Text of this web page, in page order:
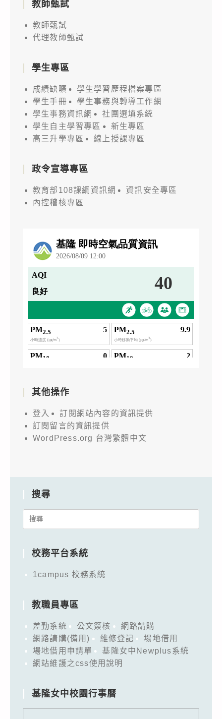
教師甄試
教師甄試
代理教師甄試
學生專區
成績缺曠
學生學習歷程檔案專區
學生手冊
學生事務與轉導工作網
學生事務資訊網
社團選填系統
學生自主學習專區
新生專區
高三升學專區
線上授課專區
政令宣導專區
教育部108課綱資訊網
資訊安全專區
內控稽核專區
其他操作
登入
訂閱網站內容的資訊提供
訂閱留言的資訊提供
WordPress.org 台灣繁體中文
搜尋
Search
校務平台系統
1campus 校務系統
教職員專區
差勤系統 公文簽核
網路請購
網路請購(備用)
維修登記
場地借用
場地借用申請單
基隆女中Newplus系統
網站維護之css使用說明
基隆女中校園行事曆